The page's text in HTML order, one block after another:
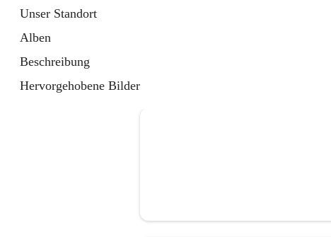
Unser Standort
Alben
Beschreibung
Hervorgehobene Bilder